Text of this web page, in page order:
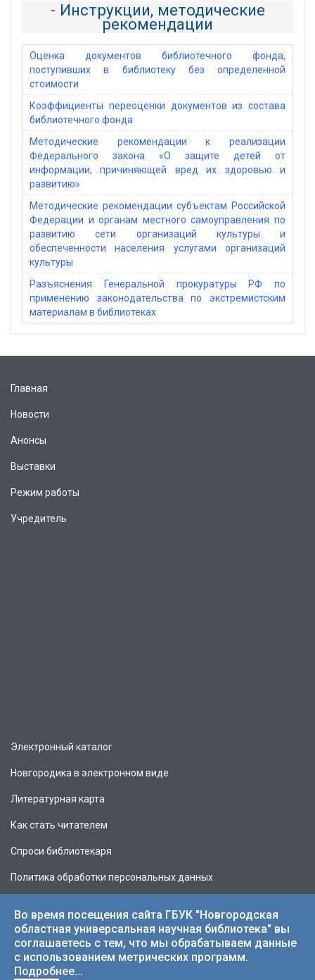
- Инструкции, методические
рекомендации
Оценка документов библиотечного фонда,
поступивших в библиотеку без определенной
стоимости
Коэффициенты переоценки документов из состава
библиотечного фонда
Методические рекомендации к реализации
Федерального закона «О защите детей от
информации, причиняющей вред их здоровью и
развитию»
Методические рекомендации субъектам Российской
Федерации и органам местного самоуправления по
развитию сети организаций культуры и
обеспеченности населения услугами организаций
культуры
Разъяснения Генеральной прокуратуры РФ по
применению законодательства по экстремистским
материалам в библиотеках
Главная
Новости
Анонсы
Выставки
Режим работы
Учредитель
Электронный каталог
Новгородика в электронном виде
Литературная карта
Как стать читателем
Спроси библиотекаря
Политика обработки персональных данных
© 2026 НОУНБ.
Во время посещения сайта ГБУК "Новгородская
областная универсальная научная библиотека" вы
соглашаетесь с тем, что мы обрабатываем данные
с использованием метрических программ.
Подробнее...